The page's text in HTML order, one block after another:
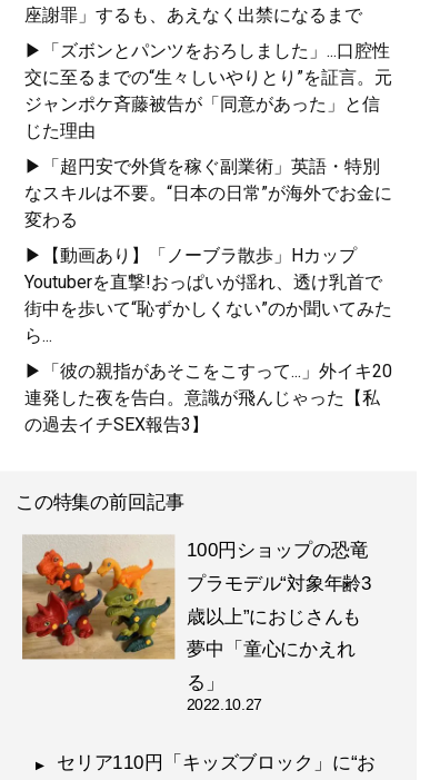
座謝罪」するも、あえなく出禁になるまで
▶「ズボンとパンツをおろしました」...口腔性
交に至るまでの“生々しいやりとり”を証言。元
ジャンポケ斉藤被告が「同意があった」と信
じた理由
▶「超円安で外貨を稼ぐ副業術」英語・特別
なスキルは不要。“日本の日常”が海外でお金に
変わる
▶【動画あり】「ノーブラ散歩」Hカップ
Youtuberを直撃!おっぱいが揺れ、透け乳首で
街中を歩いて“恥ずかしくない”のか聞いてみた
ら...
▶「彼の親指があそこをこすって...」外イキ20
連発した夜を告白。意識が飛んじゃった【私
の過去イチSEX報告3】
この特集の前回記事
100円ショップの恐竜
プラモデル“対象年齢3
歳以上”におじさんも
夢中「童心にかえれ
る」
2022.10.27
セリア110円「キッズブロック」に“お